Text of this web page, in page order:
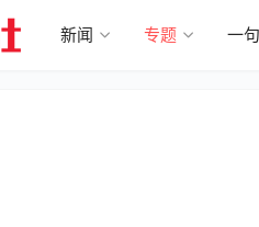
新闻 专题 一